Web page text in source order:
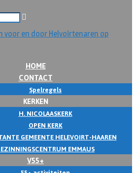
HOME
CONTACT
Spelregels
KERKEN
H. NICOLAASKERK
OPEN KERK
GEMEENTE HELEVOIRT-HAAREN
EMMAUS
V55+